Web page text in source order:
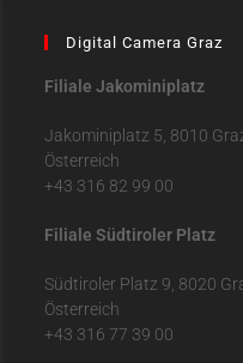
Digital Camera Graz
Filiale Jakominiplatz
Jakominiplatz 5, 8010
Österreich
+43 316 82 99 00
Filiale Südtiroler Platz
Südtiroler Platz 9, 8020
Österreich
+43 316 77 39 00